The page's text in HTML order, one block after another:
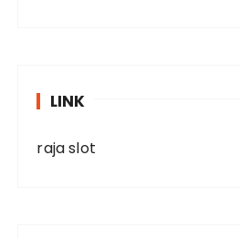
LINK
raja slot